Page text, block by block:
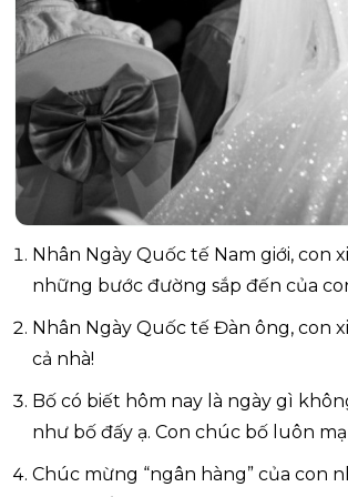
Nhân Ngày Quốc tế Nam giới, con
những bước đường sắp đến của
Nhân Ngày Quốc tế Đàn ông, con
cả nhà!
Bố có biết hôm nay là ngày gì
như bố đấy ạ. Con chúc bố luôn
Chúc mừng “ngân hàng” của con